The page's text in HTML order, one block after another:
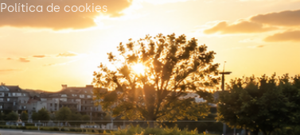
Política de cookies